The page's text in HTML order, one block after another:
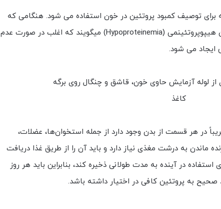
توصیف کمبود پروتئین در خون استفاده می شود. هنگامی که
پروتئین خون کمتر از حد طبیعی باشد به آن هیپوپروتئینمی (Hypoproteinemia) میگویند که اغلب در صورت عدم
ایجاد می شود.
در هر قسمت از بدن وجود دارد از جمله استخوان‌ها، عضلات،
ماندن به درشت مغذی نیاز دارد و باید آن را از طریق غذا دریافت
استفاده در آینده به مدت طولانی ذخیره کند، بنابراین باید هر روز
صحیح به پروتئین کافی در اختیار داشته باشد.